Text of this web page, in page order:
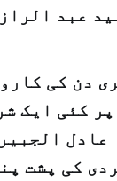
دن کی
کئی ایک
کی پشت